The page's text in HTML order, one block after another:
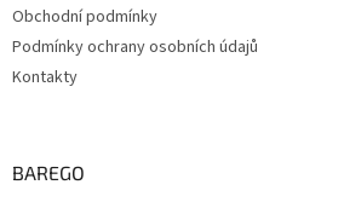
Obchodní podmínky
Podmínky ochrany osobních údajů
Kontakty
BAREGO